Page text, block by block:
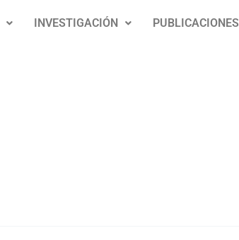
INVESTIGACIÓN PUBLICACIONES